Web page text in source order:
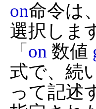
on命令は
選択しま
「 on 数値
式で、続
って記述